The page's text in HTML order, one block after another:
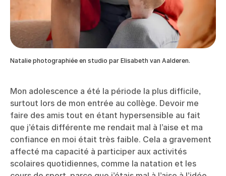
Natalie photographiée en studio par Elisabeth van Aalderen.
Mon adolescence a été la période la plus difficile,
surtout lors de mon entrée au collège. Devoir me
faire des amis tout en étant hypersensible au fait
que j’étais différente me rendait mal à l’aise et ma
confiance en moi était très faible. Cela a gravement
affecté ma capacité à participer aux activités
scolaires quotidiennes, comme la natation et les